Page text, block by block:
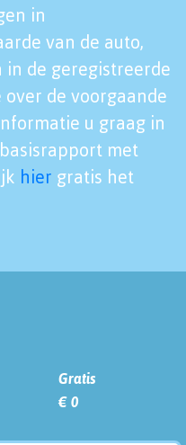
in
van de auto,
de geregistreerde
de voorgaande
u graag in
met
hier gratis het
Gratis
€ 0